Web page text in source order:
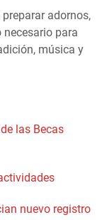
adornos,
para
música y
las Becas
nuevo registro